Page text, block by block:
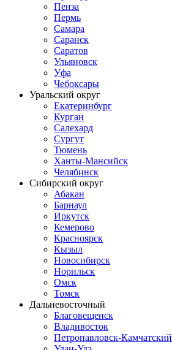
Пенза
Пермь
Самара
Саранск
Саратов
Ульяновск
Уфа
Чебоксары
Уральский округ
Екатеринбург
Курган
Салехард
Сургут
Тюмень
Ханты-Мансийск
Челябинск
Сибирский округ
Абакан
Барнаул
Иркутск
Кемерово
Красноярск
Кызыл
Новосибирск
Норильск
Омск
Томск
Дальневосточный
Благовещенск
Владивосток
Петропавловск-Камчатский